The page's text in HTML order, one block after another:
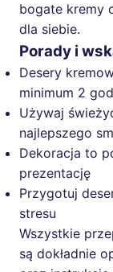
bogate kremy
dla siebie.
Porady i
Desery
minimum 2
Używaj
najlepszego
Dekoracja to
prezentację
Przygotuj
stresu
Wszystkie
są dokładnie